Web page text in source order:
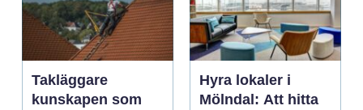
Takläggare
kunskapen som
Hyra lokaler i
Mölndal: Att hitta